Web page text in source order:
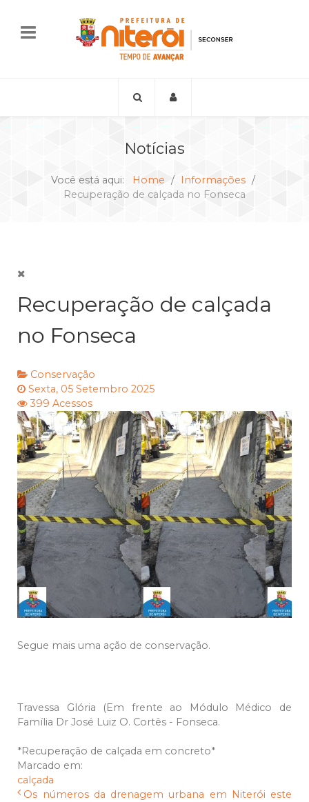
Notícias
Você está aqui: Home
Informações
Recuperação de calçada no Fonseca
Recuperação de calçada
no Fonseca
Conservação
Sexta, 05 Setembro 2025
399 Acessos
Segue mais uma ação de conservação.
Travessa Glória (Em frente ao Módulo Médico de
Família Dr José Luiz O. Cortês - Fonseca.
*Recuperação de calçada em concreto*
Marcado em:
calçada
Os números da drenagem urbana em Niterói este